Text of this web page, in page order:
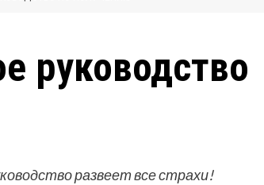
руководство
развеет все страхи!